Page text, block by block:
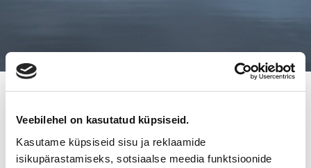
Veebilehel on kasutatud küpsiseid.
Kasutame küpsiseid sisu ja reklaamide
isikupärastamiseks, sotsiaalse meedia funktsioonide
24.1.2017
SALON TOIMISTOTARVIKE ON
SAANUT UUDET OMISTAJAT